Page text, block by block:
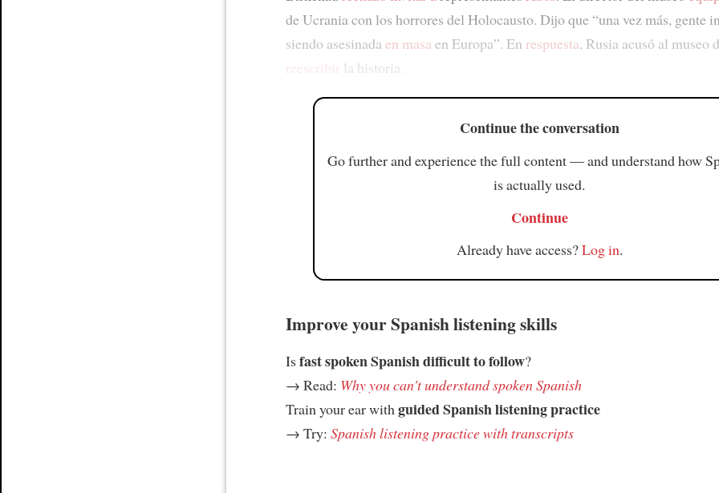
de Ucrania con los horrores del Holocausto. Dijo que “una vez más, gente
siendo asesinadaen masa en Europa”. En respuesta, Rusia acusó al museo
reescribir la historia.
Continue the conversation
Go further and experience the full content — and understand how
is actually used.
Continue
Already have access?Log in.
Improve your Spanish listening skills
Isfast spoken Spanish difficult to follow?
→ Read: Why you can't understand spoken Spanish
Train your ear with guided Spanish listening practice
→ Try: Spanish listening practice with transcripts